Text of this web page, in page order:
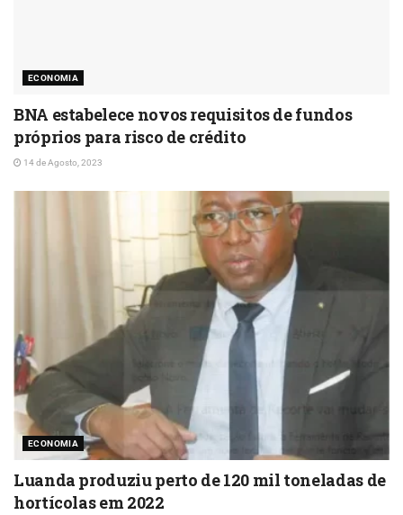
ECONOMIA
BNA estabelece novos requisitos de fundos
próprios para risco de crédito
14 de Agosto, 2023
ECONOMIA
Luanda produziu perto de 120 mil toneladas de
hortícolas em 2022